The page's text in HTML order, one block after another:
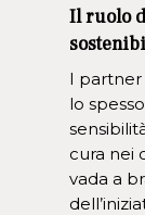
Il ruolo
I
lo
cura nei
vada a